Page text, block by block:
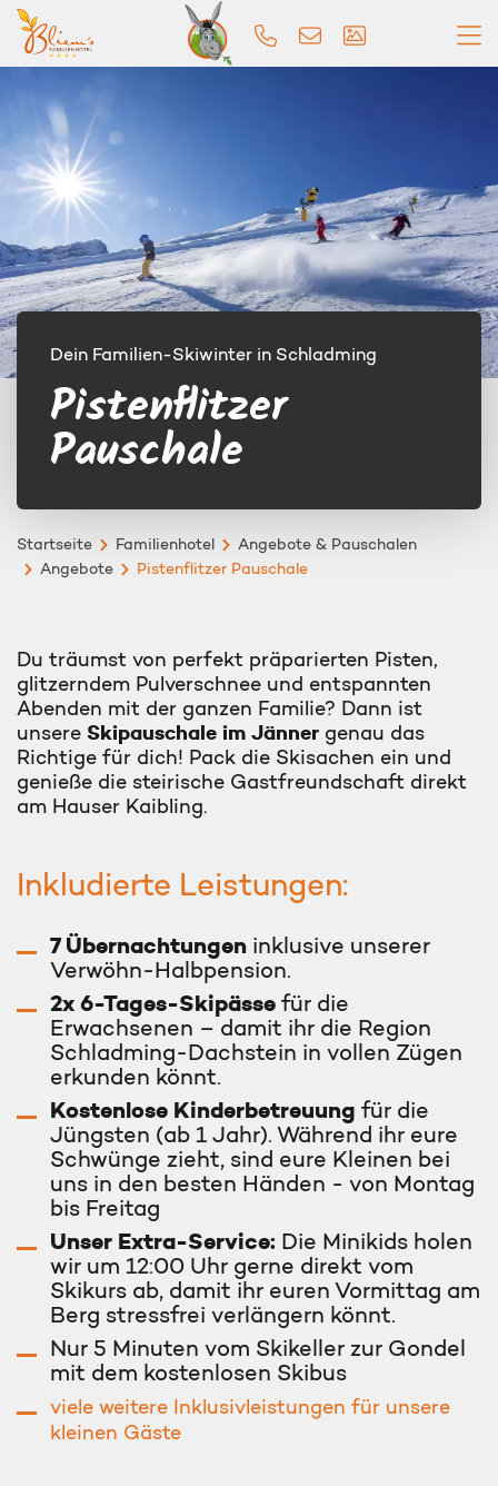
Dein Familien-Skiwinter in Schladming
Pistenflitzer
Pauschale
Startseite Familienhotel
Angebote & Pauschalen
Angebote
Pistenflitzer Pauschale
Du träumst von perfekt präparierten Pisten,
glitzerndem Pulverschnee und entspannten
Abenden mit der ganzen Familie? Dann ist
unsere Skipauschale im Jänner genau das
Richtige für dich! Pack die Skisachen ein und
genieße die steirische Gastfreundschaft direkt
am Hauser Kaibling.
Inkludierte Leistungen:
7 Übernachtungen inklusive unserer
Verwöhn-Halbpension.
2x 6-Tages-Skipässe für die
Erwachsenen – damit ihr die Region
Schladming-Dachstein in vollen Zügen
erkunden könnt.
Kostenlose Kinderbetreuung für die
Jüngsten (ab 1 Jahr). Während ihr eure
Schwünge zieht, sind eure Kleinen bei
uns in den besten Händen - von Montag
bis Freitag
Unser Extra-Service: Die Minikids holen
wir um 12:00 Uhr gerne direkt vom
Skikurs ab, damit ihr euren Vormittag am
Berg stressfrei verlängern könnt.
Nur 5 Minuten vom Skikeller zur Gondel
mit dem kostenlosen Skibus
viele weitere Inklusivleistungen für unsere
kleinen Gäste